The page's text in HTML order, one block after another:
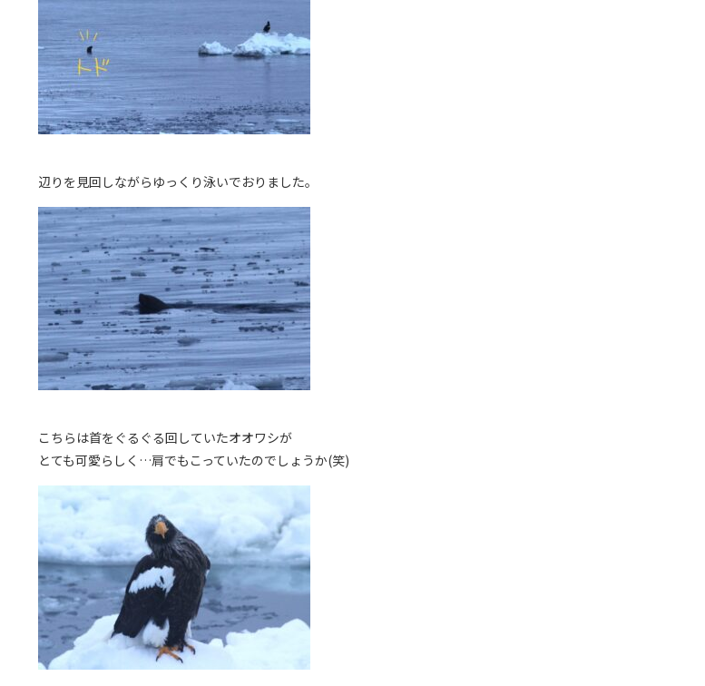
辺りを見回しながらゆっくり泳いでおりました。
こちらは首をぐるぐる回していたオオワシが
とても可愛らしく…肩でもこっていたのでしょうか(笑)